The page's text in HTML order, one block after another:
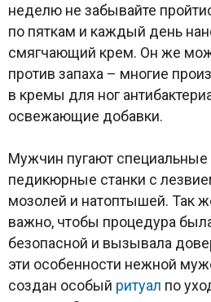
неделю не забывайте
по пяткам и каждый день
смягчающий крем. Он же
против запаха – многие
в кремы для ног
освежающие добавки.
Мужчин пугают специальные
педикюрные станки с
мозолей и натоптышей. Так
важно, чтобы процедура
безопасной и вызывала
эти особенности нежной
создан особый ритуал по